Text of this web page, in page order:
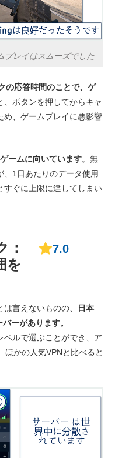
プレイはスムーズでした
の応答時間のことで、ゲ
、ボタンを押してからキャ
め、ゲームプレイに悪影響
ームに向いています。無
1日あたりのデータ使用
すぐに上限に達してしまい
：
を
7.0
言えないものの、
日本
ーがあります。
ルで選ぶことができ、ア
ほかの人気VPNと比べると